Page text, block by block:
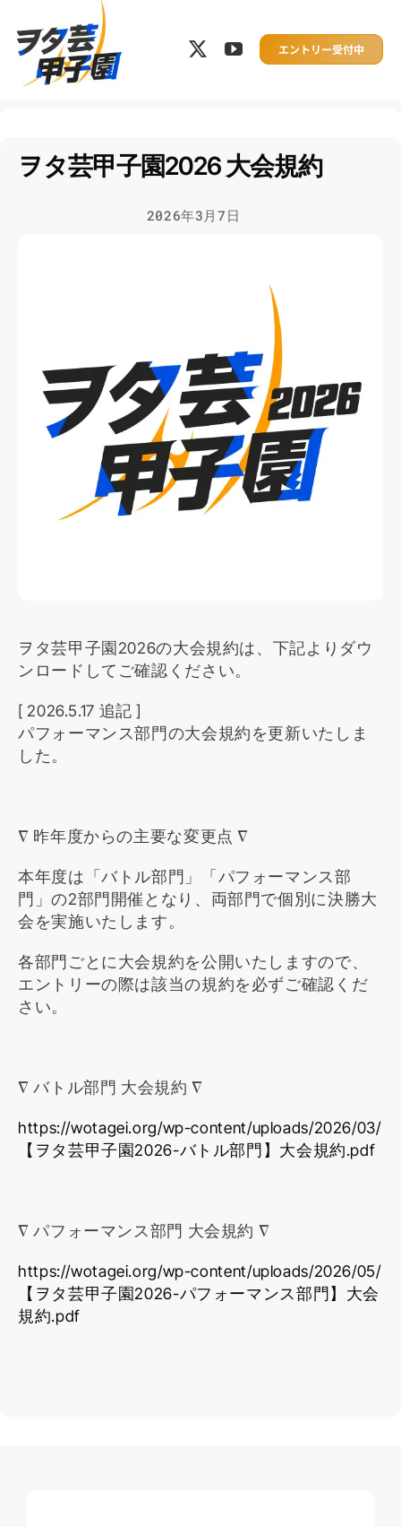
content
エントリー受付中
ヲタ芸甲子園2026 大会規約
2026年3月7日
ヲタ芸甲子園2026の大会規約は、下記よりダウ
ンロードしてご確認ください。
[ 2026.5.17 追記 ]
パフォーマンス部門の大会規約を更新いたしま
した。
∇ 昨年度からの主要な変更点 ∇
本年度は「バトル部門」「パフォーマンス部
門」の2部門開催となり、両部門で個別に決勝大
会を実施いたします。
各部門ごとに大会規約を公開いたしますので、
エントリーの際は該当の規約を必ずご確認くだ
さい。
∇ バトル部門 大会規約 ∇
https://wotagei.org/wp-content/uploads/2026/03/
【ヲタ芸甲子園2026-バトル部門】大会規約.pdf
∇ パフォーマンス部門 大会規約 ∇
https://wotagei.org/wp-content/uploads/2026/05/
【ヲタ芸甲子園2026-パフォーマンス部門】大会
規約.pdf